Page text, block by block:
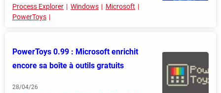
Process Explorer Windows
Microsoft
PowerToys
PowerToys 0.99 : Microsoft enrichit
encore sa boîte à outils gratuits
28/04/26